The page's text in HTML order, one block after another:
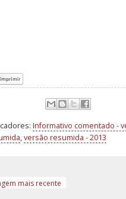
Informativo comentado -
,versão resumida - 2013
mais recente